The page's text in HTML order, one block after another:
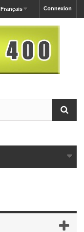
Connexion
Français